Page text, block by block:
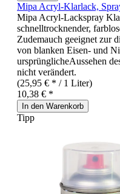
Mipa Acryl-Klarlack,
Mipa Acryl-Lackspray
schnelltrocknender,
Zudemauch geeignet zur
von blanken Eisen- und
ursprünglicheAussehen
nicht verändert.
(25,95 € * / 1 Liter)
10,38 € *
In den Warenkorb
Tipp